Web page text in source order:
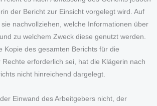
der Bericht zur Einsicht vorgelegt wird. Auf
nachvollziehen, welche Informationen über
zu welchem Zweck diese genutzt werden.
Kopie des gesamten Berichts für die
erforderlich sei, hat die Klägerin nach
nicht hinreichend dargelegt.
Einwand des Arbeitgebers nicht, der